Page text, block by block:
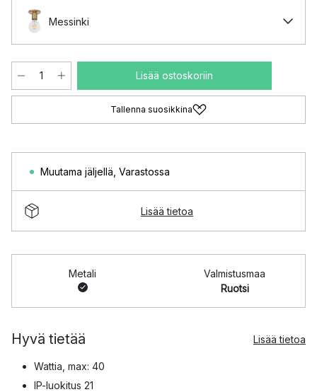
Messinki
Lisää ostoskoriin
Tallenna suosikkina
Muutama jäljellä Varastossa
Lisää tietoa
Metali
Valmistusmaa
Ruotsi
Hyvä tietää Lisää tietoa
Wattia, max: 40
IP-luokitus 21